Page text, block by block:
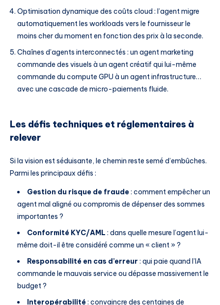
Optimisation dynamique des coûts cloud : l’agent migre
automatiquement les workloads vers le fournisseur le
moins cher du moment en fonction des prix à la seconde.
Chaînes d’agents interconnectés : un agent marketing
commande des visuels à un agent créatif qui lui-même
commande du compute GPU à un agent infrastructure…
avec une cascade de micro-paiements fluide.
Les défis techniques et réglementaires à
relever
Si la vision est séduisante, le chemin reste semé d’embûches.
Parmi les principaux défis :
Gestion du risque de fraude: comment empêcher un
agent mal aligné ou compromis de dépenser des sommes
importantes ?
Conformité KYC/AML : dans quelle mesure l’agent lui-
même doit-il être considéré comme un « client » ?
Responsabilité en cas d’erreur : qui paie quand l’IA
commande le mauvais service ou dépasse massivement le
budget ?
Interopérabilité: convaincre des centaines de